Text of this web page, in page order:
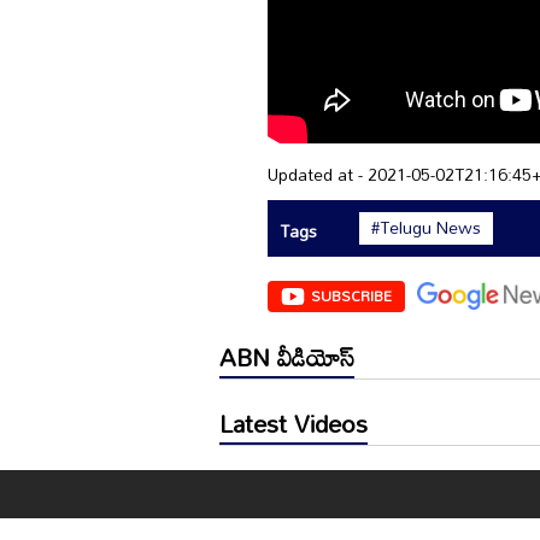
Updated at - 2021-05-
Tags
#Telugu News
SUBSCRIBE
ABN వీడియోస్
Latest Videos